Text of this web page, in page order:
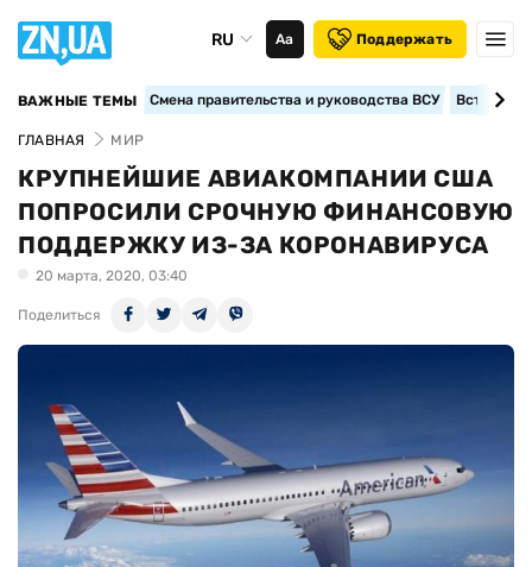
RU Аа Поддержать
ВАЖНЫЕ ТЕМЫ Смена правительства и руководства ВСУ
ГЛАВНАЯ МИР
КРУПНЕЙШИЕ АВИАКОМПАНИИ США
ПОПРОСИЛИ СРОЧНУЮ ФИНАНСОВУЮ
ПОДДЕРЖКУ ИЗ-ЗА КОРОНАВИРУСА
20 марта, 2020, 03:40
Поделиться